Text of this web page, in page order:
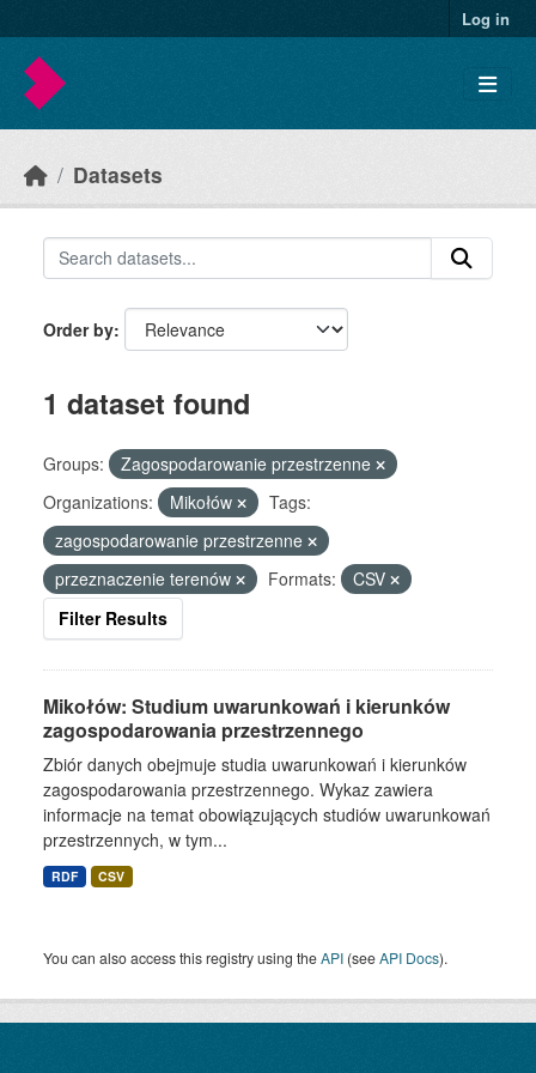
Log in
Datasets
Order by
1 dataset found
Groups:
Zagospodarowanie przestrzenne
Organizations:
Mikołów
Tags:
zagospodarowanie przestrzenne
przeznaczenie terenów
Formats:
CSV
Filter Results
Mikołów: Studium uwarunkowań i kierunków
zagospodarowania przestrzennego
Zbiór danych obejmuje studia uwarunkowań i kierunków
zagospodarowania przestrzennego. Wykaz zawiera
informacje na temat obowiązujących studiów uwarunkowań
przestrzennych, w tym...
RDF CSV
You can also access this registry using theAPI (seeAPI Docs).